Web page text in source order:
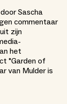
Sascha
commentaar
zijn
het
"Garden of
van Mulder is